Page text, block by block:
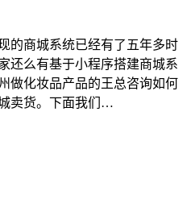
的商城系统已经有了五年多时
还么有基于小程序搭建商城系
做化妆品产品的王总咨询如何
卖货。下面我们…